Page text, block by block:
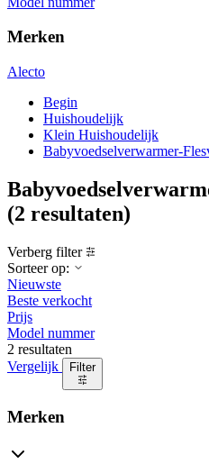
Merken
Alecto
Begin
Huishoudelijk
Klein Huishoudelijk
Babyvoedselverwarmer-
(2 resultaten)
Verberg filter
Sorteer op:
Nieuwste
Beste verkocht
Prijs
Model nummer
2 resultaten
Vergelijk
Filter
Merken